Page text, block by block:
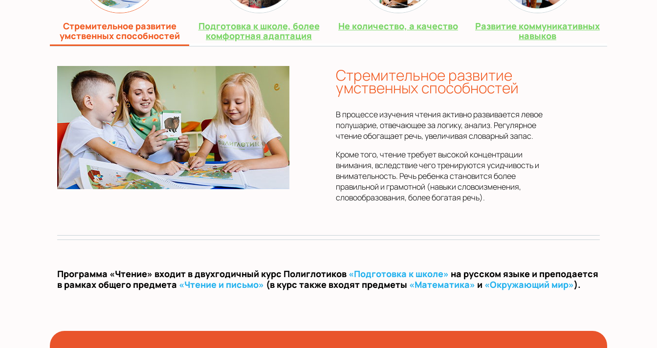
Стремительное развитие
умственных способностей
Подготовка к школе, более
комфортная адаптация
Не количество, а качество
Развитие коммуникативных
навыков
Стремительное развитие
умственных способностей
В процессе изучения чтения активно развивается левое
полушарие, отвечающее за логику, анализ. Регулярное
чтение обогащает речь, увеличивая словарный запас.
Кроме того, чтение требует высокой концентрации
внимания, вследствие чего тренируются усидчивость и
внимательность. Речь ребенка становится более
правильной и грамотной (навыки словоизменения,
словообразования, более богатая речь).
Программа «Чтение» входит в двухгодичный курс Полиглотиков «Подготовка к школе» на русском языке и преподается
в рамках общего предмета «Чтение и письмо» (в курс также входят предметы «Математика» и «Окружающий мир»).